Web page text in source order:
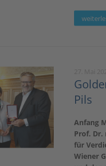
Pils
Anfang
Prof. Dr.
für
Wiener